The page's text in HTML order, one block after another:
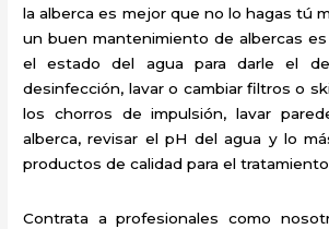
la alberca es mejor que no lo hagas tú
un buen mantenimiento de albercas
el estado del agua para darle el
desinfección, lavar o cambiar filtros o
los chorros de impulsión, lavar
alberca, revisar el pH del agua y lo
productos de calidad para el
Contrata a profesionales como